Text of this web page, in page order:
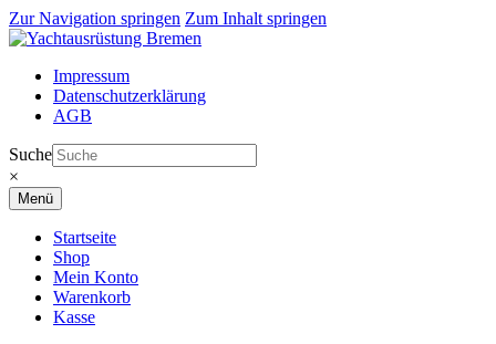
Zur Navigation springen Zum Inhalt springen
Impressum
Datenschutzerklärung
AGB
Suche
×
Menü
Startseite
Shop
Mein Konto
Warenkorb
Kasse